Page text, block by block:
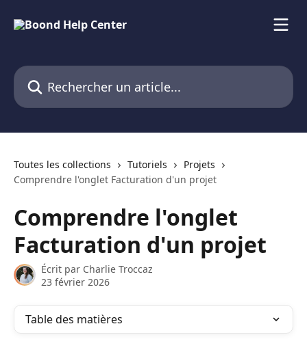
Rechercher un article...
Toutes les collections Tutoriels
Projets
Comprendre l'onglet Facturation d'un projet
Comprendre l'onglet
Facturation d'un projet
Écrit par Charlie Troccaz
23 février 2026
Table des matières